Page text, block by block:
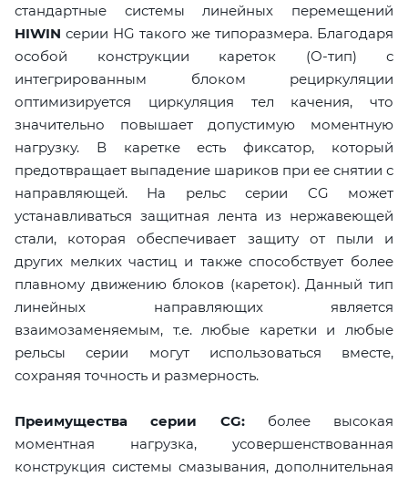
стандартные системы линейных перемещений
HIWIN серии HG такого же типоразмера. Благодаря
особой конструкции кареток (О-тип) с
интегрированным блоком рециркуляции
оптимизируется циркуляция тел качения, что
значительно повышает допустимую моментную
нагрузку. В каретке есть фиксатор, который
предотвращает выпадение шариков при ее снятии с
направляющей. На рельс серии CG может
устанавливаться защитная лента из нержавеющей
стали, которая обеспечивает защиту от пыли и
других мелких частиц и также способствует более
плавному движению блоков (кареток). Данный тип
линейных направляющих является
взаимозаменяемым, т.е. любые каретки и любые
рельсы серии могут использоваться вместе,
сохраняя точность и размерность.
Преимущества серии CG:более высокая
моментная нагрузка, усовершенствованная
конструкция системы смазывания, дополнительная